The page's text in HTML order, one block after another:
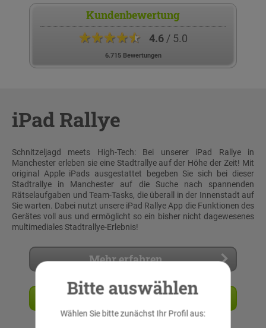
Kundenbewertung
★★★★★ 4.6/ 5.0
6.715 Bewertungen
iPad Rallye
Schnitzeljagd meets High-Tech: Bei unserer iPad Rallye in
Manchester erleben sie eine Stadtrallye auf der Höhe der Zeit! Mit
original Apple iPads ausgestattet begeben Sie sich bei dieser
Stadtrallye in Manchester auf die Suche nach spannenden
Rätselaufgaben und Team-Tasks, die überall in der Innenstadt auf
Sie warten. Dabei nutzt unsere iPad Rallye App die Funktionen des
Gerätes voll aus und ermöglicht so ein bisher nicht dagewesenes
multimediales Stadtrallye-Erlebnis!
Mehr erfahren
Angebot anfordern
Bitte auswählen
Wählen Sie bitte zunächst Ihr Profil aus: